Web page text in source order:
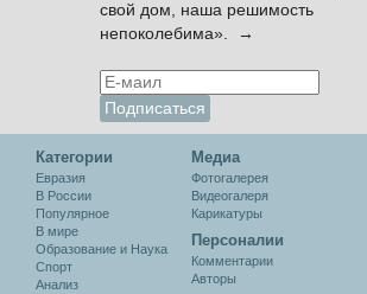
свой дом, наша решимость
непоколебима». →
Категории
Евразия
В России
Популярное
В мире
Образование и Наука
Спорт
Анализ
Медиа
Фотогалерея
Видеогалеря
Карикатуры
Персоналии
Комментарии
Авторы